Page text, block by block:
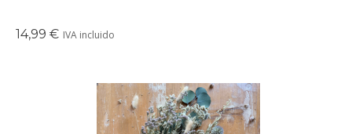
14,99 € IVA incluido